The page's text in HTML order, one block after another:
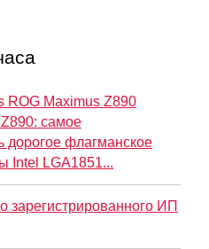
ROG Maximus Z890
Z890: самое
дорогое флагманское
Intel LGA1851...
зарегистрированного ИП